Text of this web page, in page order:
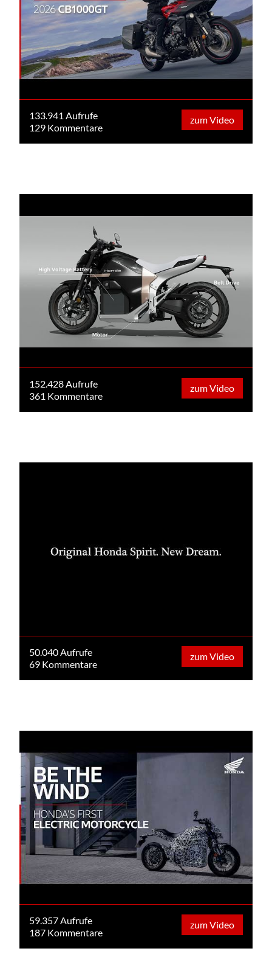
133.941 Aufrufe
129 Kommentare
zum Video
152.428 Aufrufe
361 Kommentare
zum Video
50.040 Aufrufe
69 Kommentare
zum Video
59.357 Aufrufe
187 Kommentare
zum Video